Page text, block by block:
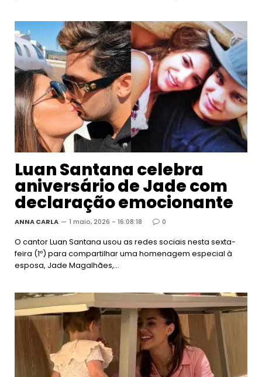
Luan Santana celebra
aniversário de Jade com
declaração emocionante
ANNA CARLA 1 maio, 2026 - 16:08:18 0
O cantor Luan Santana usou as redes sociais nesta sexta-
feira (1º) para compartilhar uma homenagem especial à
esposa, Jade Magalhães,…